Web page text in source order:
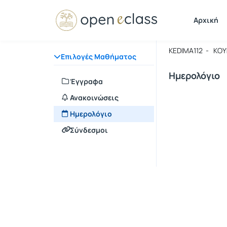
Αρχική
Επιλογές Μαθήματος
Έγγραφα
Ανακοινώσεις
Ημερολόγιο
Σύνδεσμοι
Μάθημα :
Κωδικός :
KEDIMA112 -
Ημερολόγιο